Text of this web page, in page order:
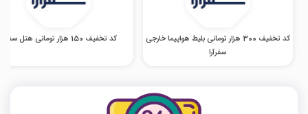
کد تخفیف 300 هزار تومانی بلیط هواپیما خارجی
سفرآرا
کد تخفیف 150 هزار تومانی هتل سفرآرا